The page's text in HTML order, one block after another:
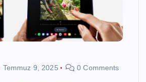
Temmuz 9, 2025 0 Comments